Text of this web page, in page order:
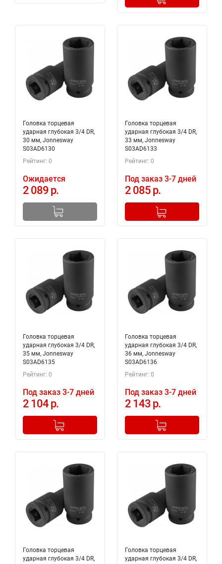
Головка торцевая
ударная глубокая 3/4 DR,
30 мм, Jonnesway
S03AD6130
Рейтинг: 0
Ожидается
2 089 р.
Головка торцевая
ударная глубокая 3/4 DR,
33 мм, Jonnesway
S03AD6133
Рейтинг: 0
Под заказ 3-7 дней
2 085 р.
+
Добавлено в корзину
Головка торцевая
ударная глубокая 3/4 DR,
35 мм, Jonnesway
S03AD6135
Рейтинг: 0
Под заказ 3-7 дней
2 104 р.
+
Добавлено в корзину
Головка торцевая
ударная глубокая 3/4 DR,
36 мм, Jonnesway
S03AD6136
Рейтинг: 0
Под заказ 3-7 дней
2 143 р.
+
Добавлено в корзину
Головка торцевая
ударная глубокая 3/4 DR,
Головка торцевая
ударная глубокая 3/4 DR,